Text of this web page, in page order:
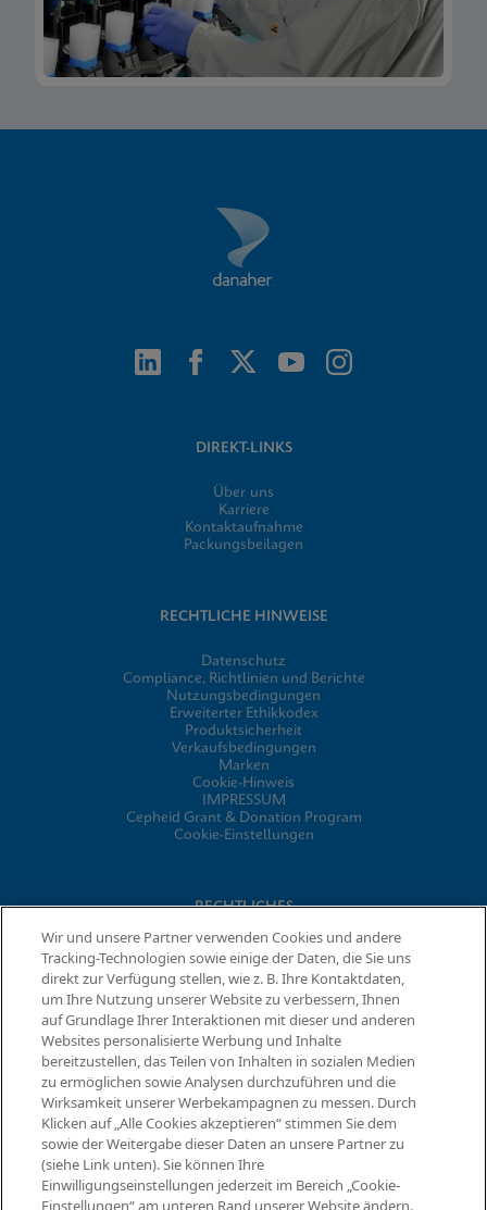
DIREKT-LINKS
Über uns
Karriere
Kontaktaufnahme
Packungsbeilagen
RECHTLICHE HINWEISE
Datenschutz
Compliance, Richtlinien und Berichte
Nutzungsbedingungen
Erweiterter Ethikkodex
Produktsicherheit
Verkaufsbedingungen
Marken
Cookie-Hinweis
IMPRESSUM
Cepheid Grant & Donation Program
Cookie-Einstellungen
RECHTLICHES
Datenschutzvereinbarung
Partner-Gemeinschaften
Allgemeine Geschäftsbedingungen für Informationssicherheit
© 2026 Cepheid. Cepheid®, das Cepheid-Logo, GeneXpert®,
Xpert® und I-CORE® sind Marken von Cepheid, die in den USA
und anderen Ländern eingetragen sind.
Wir und unsere Partner verwenden Cookies und andere
Tracking-Technologien sowie einige der Daten, die Sie uns
direkt zur Verfügung stellen, wie z. B. Ihre Kontaktdaten,
um Ihre Nutzung unserer Website zu verbessern, Ihnen
auf Grundlage Ihrer Interaktionen mit dieser und anderen
Websites personalisierte Werbung und Inhalte
bereitzustellen, das Teilen von Inhalten in sozialen Medien
zu ermöglichen sowie Analysen durchzuführen und die
Wirksamkeit unserer Werbekampagnen zu messen. Durch
Klicken auf „Alle Cookies akzeptieren“ stimmen Sie dem
sowie der Weitergabe dieser Daten an unsere Partner zu
(siehe Link unten). Sie können Ihre
Einwilligungseinstellungen jederzeit im Bereich „Cookie-
Einstellungen“ am unteren Rand unserer Website ändern.